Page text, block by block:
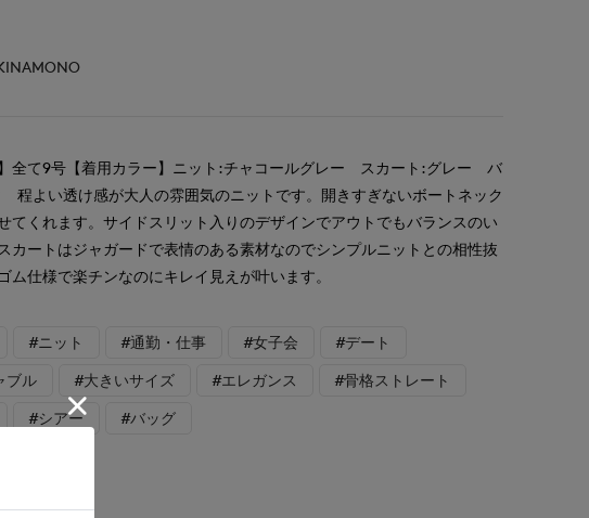
】全て9号【着用カラー】ニット:チャコールグレー スカート:グレー バ
程よい透け感が大人の雰囲気のニットです。開きすぎないボートネック
てくれます。サイドスリット入りのデザインでアウトでもバランスのい
カートはジャガードで表情のある素材なのでシンプルニットとの相性抜
ム仕様で楽チンなのにキレイ見えが叶います。
#ニット #通勤・仕事 #女子会 #デート
ブル #大きいサイズ #エレガンス #骨格ストレート
#シアー #バッグ